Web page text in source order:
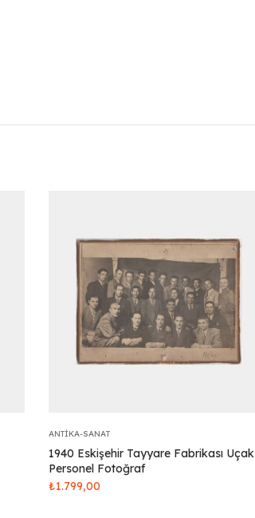
ANTIKA-SANAT
1940 Eskişehir Tayyare Fabrikası Uçak
Personel Fotoğraf
₺1.799,00